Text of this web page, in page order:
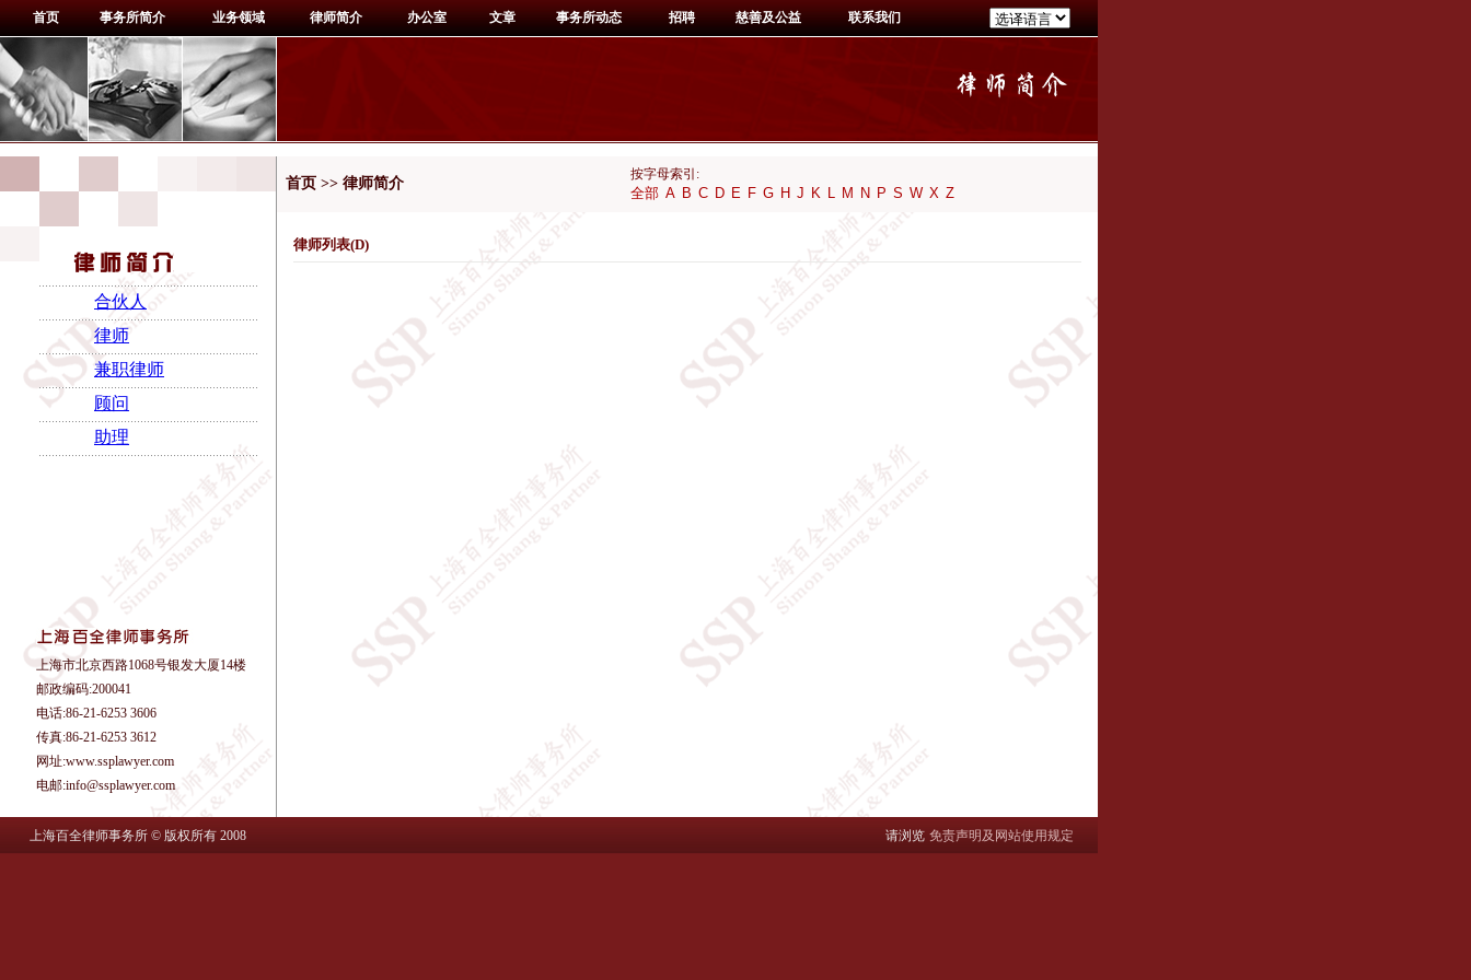
首页 事务所简介 业务领域 律师简介 办公室 文章 事务所动态 招聘 慈善及公益 联系我们
合伙人
律师
兼职律师
顾问
助理
上海市北京西路1068号银发大厦14楼
邮政编码:200041
电话:86-21-6253 3606
传真:86-21-6253 3612
网址:www.ssplawyer.com
电邮:info@ssplawyer.com
首页 >> 律师简介
按字母索引:
全部 A B C D E F G H J K L M N P S W X Z
律师列表(D)
上海百全律师事务所 © 版权所有 2008 请浏览 免责声明及网站使用规定